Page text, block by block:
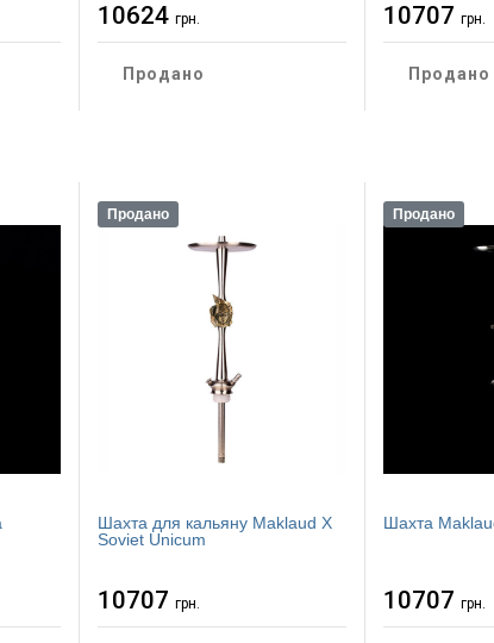
10624 грн.
Продано
10707 грн.
Продано
Продано
Шахта для кальяну Maklaud X
Soviet Unicum
10707 грн.
Продано
Шахта
10707 грн.